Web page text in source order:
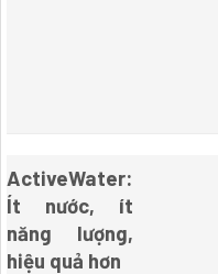
ActiveWater:
Ít nước, ít
năng lượng,
hiệu quả hơn